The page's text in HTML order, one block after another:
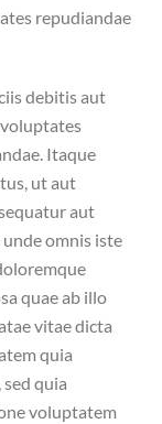
repudiandae
debitis aut
Itaque
ut aut
aut
omnis iste
quae ab illo
vitae dicta
quia
quia
voluptatem